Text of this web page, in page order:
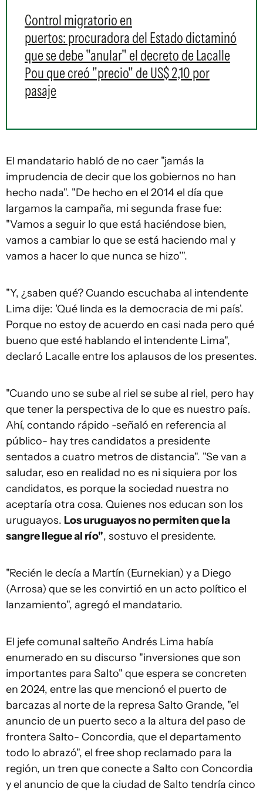
Control migratorio en
puertos: procuradora del Estado dictaminó
que se debe "anular" el decreto de Lacalle
Pou que creó "precio" de US$ 2,10 por
pasaje
El mandatario habló de no caer "jamás la
imprudencia de decir que los gobiernos no han
hecho nada". "De hecho en el 2014 el día que
largamos la campaña, mi segunda frase fue:
"Vamos a seguir lo que está haciéndose bien,
vamos a cambiar lo que se está haciendo mal y
vamos a hacer lo que nunca se hizo'".
"Y, ¿saben qué? Cuando escuchaba al intendente
Lima dije: 'Qué linda es la democracia de mi país'.
Porque no estoy de acuerdo en casi nada pero qué
bueno que esté hablando el intendente Lima",
declaró Lacalle entre los aplausos de los presentes.
"Cuando uno se sube al riel se sube al riel, pero hay
que tener la perspectiva de lo que es nuestro país.
Ahí, contando rápido -señaló en referencia al
público- hay tres candidatos a presidente
sentados a cuatro metros de distancia". "Se van a
saludar, eso en realidad no es ni siquiera por los
candidatos, es porque la sociedad nuestra no
aceptaría otra cosa. Quienes nos educan son los
uruguayos. Los uruguayos no permiten que la
sangre llegue al río", sostuvo el presidente.
"Recién le decía a Martín (Eurnekian) y a Diego
(Arrosa) que se les convirtió en un acto político el
lanzamiento", agregó el mandatario.
El jefe comunal salteño Andrés Lima había
enumerado en su discurso "inversiones que son
importantes para Salto" que espera se concreten
en 2024, entre las que mencionó el puerto de
barcazas al norte de la represa Salto Grande, "el
anuncio de un puerto seco a la altura del paso de
frontera Salto- Concordia, que el departamento
todo lo abrazó", el free shop reclamado para la
región, un tren que conecte a Salto con Concordia
y el anuncio de que la ciudad de Salto tendría cinco